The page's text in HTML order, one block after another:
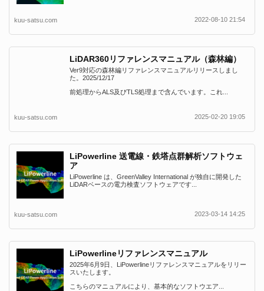
kuu-satsu.com 2022-08-10 21:54
LiDAR360リファレンスマニュアル（森林編）
Ver9対応の森林編リファレンスマニュアルリリースしまし
た。2025/12/17
前処理からALS及びTLS処理まで含んでいます。これ...
kuu-satsu.com 2025-02-20 19:05
LiPowerline 送電線・鉄塔点群解析ソフトウェ
ア
LiPowerline は、GreenValley International が独自に開発した
LiDARベースの電力検査ソフトウェアです...
kuu-satsu.com 2023-03-14 14:25
LiPowerlineリファレンスマニュアル
2025年6月9日、LiPowerlineリファレンスマニュアルをリリー
スいたします。
こちらのマニュアルにより、基本的なソフトウエア...